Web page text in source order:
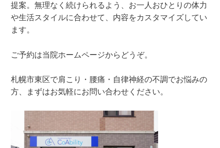
提案。無理なく続けられるよう、お一人おひとりの体力
や生活スタイルに合わせて、内容をカスタマイズしてい
ます。
ご予約は当院ホームページからどうぞ。
札幌市東区で肩こり・腰痛・自律神経の不調でお悩みの
方、まずはお気軽にお問い合わせください。